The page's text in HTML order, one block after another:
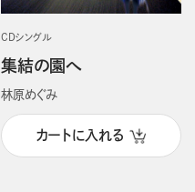
CDシングル
集結の園へ
林原めぐみ
カートに入れる